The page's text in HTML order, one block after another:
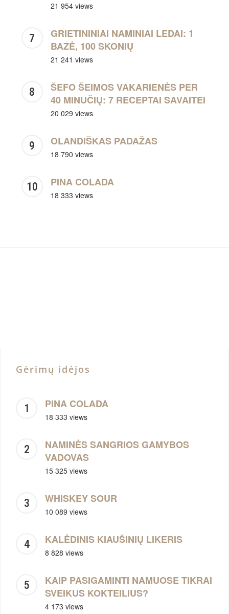
21 954 views
GRIETININIAI NAMINIAI LEDAI: 1
BAZĖ, 100 SKONIŲ
21 241 views
ŠEFO ŠEIMOS VAKARIENĖS PER
40 MINUČIŲ: 7 RECEPTAI SAVAITEI
20 029 views
OLANDIŠKAS PADAŽAS
18 790 views
PINA COLADA
18 333 views
Gėrimų idėjos
PINA COLADA
18 333 views
NAMINĖS SANGRIOS GAMYBOS
VADOVAS
15 325 views
WHISKEY SOUR
10 089 views
KALĖDINIS KIAUŠINIŲ LIKERIS
8 828 views
KAIP PASIGAMINTI NAMUOSE TIKRAI
SVEIKUS KOKTEILIUS?
4 173 views